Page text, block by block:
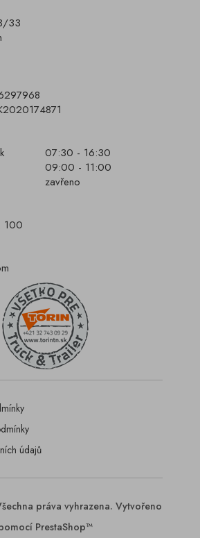
33
07:30 - 16:30
09:00 - 11:00
zavřeno
100
údajů
práva vyhrazena. Vytvořeno
PrestaShop™